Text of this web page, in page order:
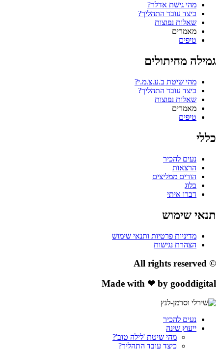
מהי גישת אדלר?
כיצד עובד התהליך?
שאלות נפוצות
מאמרים
טיפים
גמילה מחיתולים
מהי שיטת ב.ע.צ.מ.י?
כיצד עובד התהליך?
שאלות נפוצות
מאמרים
טיפים
כללי
נעים להכיר
הרצאות
הורים ממליצים
בלוג
דברו איתי
תנאי שימוש
מדיניות פרטיות ותנאי שימוש
הצהרת נגישות
© All rights reserved
Made with ❤ by gooddigital
נעים להכיר
ייעוץ שינה
מהי שיטת 'לילה טוב'?
כיצד עובד התהליך?